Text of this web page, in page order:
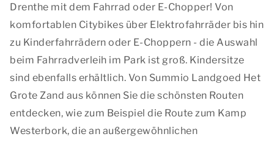
Drenthe mit dem Fahrrad oder E-Chopper! Von
komfortablen Citybikes über Elektrofahrräder bis hin
zu Kinderfahrrädern oder E-Choppern - die Auswahl
beim Fahrradverleih im Park ist groß. Kindersitze
sind ebenfalls erhältlich. Von Summio Landgoed Het
Grote Zand aus können Sie die schönsten Routen
entdecken, wie zum Beispiel die Route zum Kamp
Westerbork, die an außergewöhnlichen